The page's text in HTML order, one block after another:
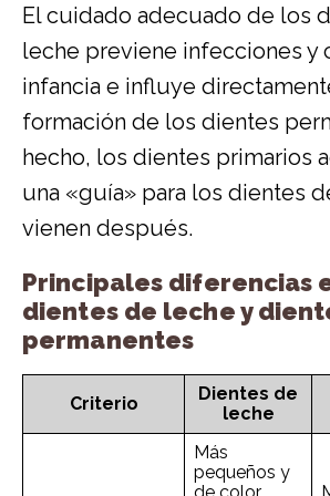
El cuidado adecuado de los
leche previene infecciones y
infancia e influye
formación de los dientes
hecho, los dientes primarios
una «guía» para los dientes
vienen después.
Principales diferencias
dientes de leche y
permanentes
Criterio
Dientes de
leche
Más
pequeños y